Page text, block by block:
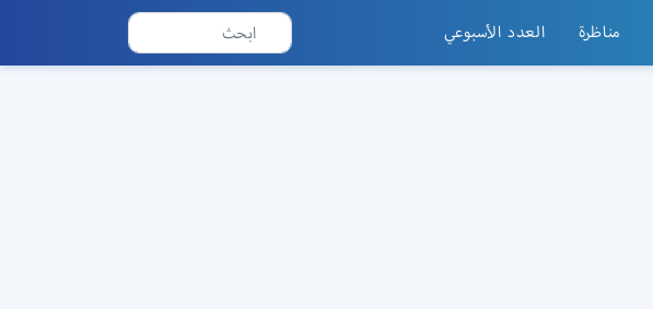
مناظرة العدد الأسبوعي